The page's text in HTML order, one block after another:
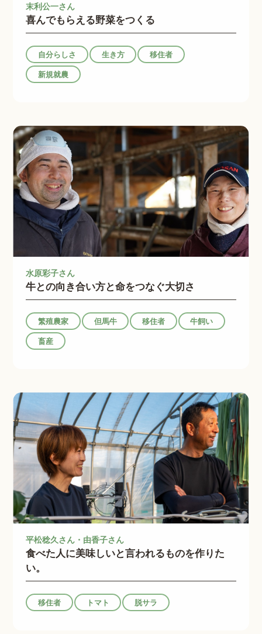
末利公一さん
喜んでもらえる野菜をつくる
自分らしさ 生き方
移住者
新規就農
水原彩子さん
牛との向き合い方と命をつなぐ大切さ
繁殖農家 但馬牛 移住者
牛飼い
畜産
平松稔久さん・由香子さん
食べた人に美味しいと言われるものを作りた
い。
移住者 トマト 脱サラ